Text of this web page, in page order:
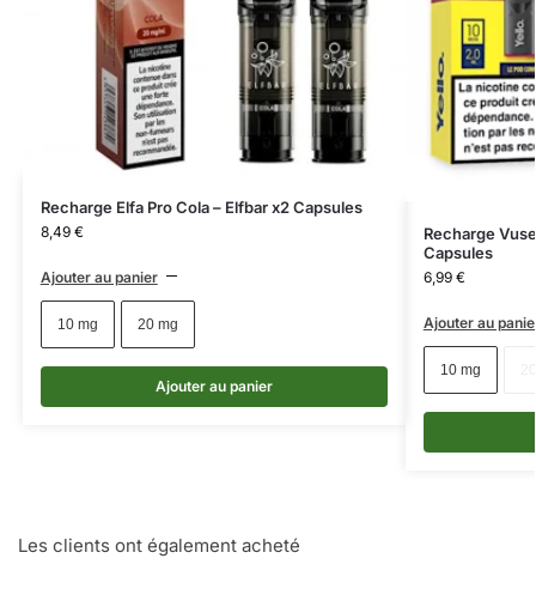
Recharge Elfa Pro Cola – Elfbar x2 Capsules
8,49 €
Ajouter au panier
10 mg 20 mg
Ajouter au panier
Recharge
Capsules
6,99 €
Ajouter au
10 mg
Les clients ont également acheté